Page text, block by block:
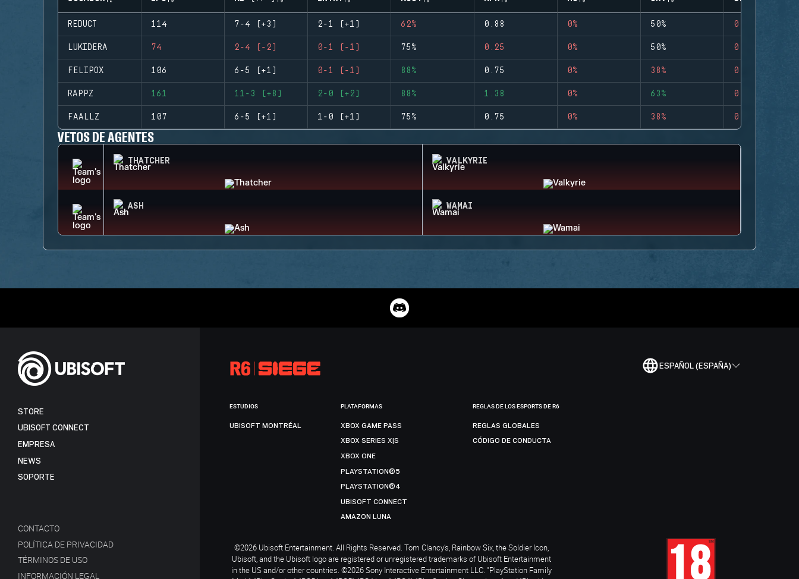
REDUCT 114 7-4 (+3) 2-1 (+1) 62% 0.88 0% 50% 0
LUKIDERA 74 2-4 (-2) 0-1 (-1) 75% 0.25 0% 50% 0
FELIPOX 106 6-5 (+1) 0-1 (-1) 88% 0.75 0% 38% 0
RAPPZ 161 11-3 (+8) 2-0 (+2) 88% 1.38 0% 63% 0
FAALLZ 107 6-5 (+1) 1-0 (+1) 75% 0.75 0% 38% 0
VETOS DE AGENTES
THATCHER VALKYRIE
ASH WAMAI
ESPAÑOL (ESPAÑA)
STORE
UBISOFT CONNECT
EMPRESA
NEWS
SOPORTE
CONTACTO
POLÍTICA DE PRIVACIDAD
TÉRMINOS DE USO
INFORMACIÓN LEGAL
ESTUDIOS
UBISOFT MONTRÉAL
PLATAFORMAS
XBOX GAME PASS
XBOX SERIES X|S
XBOX ONE
PLAYSTATION®5
PLAYSTATION®4
UBISOFT CONNECT
AMAZON LUNA
REGLAS DE LOS ESPORTS DE R6
REGLAS GLOBALES
CÓDIGO DE CONDUCTA
©2026 Ubisoft Entertainment. All Rights Reserved. Tom Clancy’s, Rainbow Six, the Soldier Icon,
Ubisoft, and the Ubisoft logo are registered or unregistered trademarks of Ubisoft Entertainment
in the US and/or other countries. ©2026 Sony Interactive Entertainment LLC. "PlayStation Family